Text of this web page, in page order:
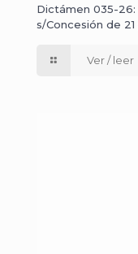
Dictámen 035-
s/Concesión de
Ver / leer